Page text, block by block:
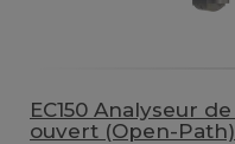
EC150 Analyseur
ouvert (Open-Path)